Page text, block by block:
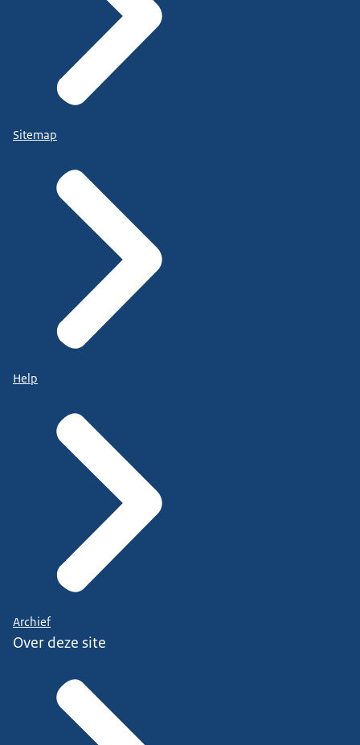
Sitemap
Help
Archief
Over deze site